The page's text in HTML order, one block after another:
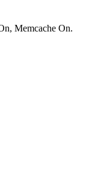
Memcache On.